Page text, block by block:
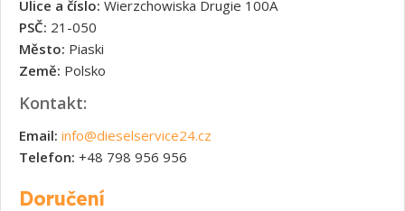
Ulice a číslo: Wierzchowiska Drugie 100A
PSČ: 21-050
Město: Piaski
Země: Polsko
Kontakt:
Email: info@dieselservice24.cz
Telefon: +48 798 956 956
Doručení